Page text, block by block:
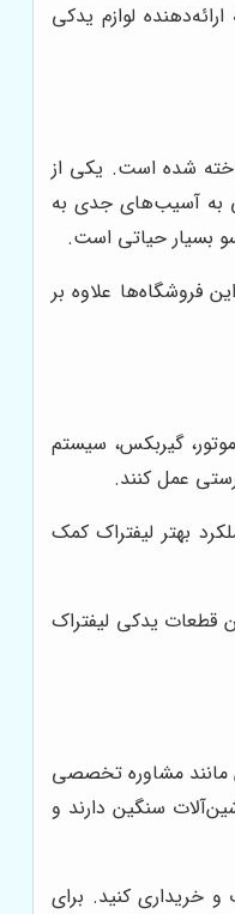
ارائه‌دهنده لوازم یدکی
شده است. یکی از
به آسیب‌های جدی به
بسیار حیاتی است.
فروشگاه‌ها علاوه بر
گیربکس، سیستم
عمل کنند.
بهتر لیفتراک کمک
قطعات یدکی لیفتراک
مانند مشاوره تخصصی
سنگین دارند و
و خریداری کنید. برای